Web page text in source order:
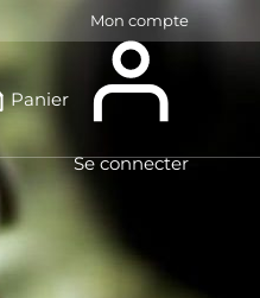
Mon compte
Panier
Se connecter